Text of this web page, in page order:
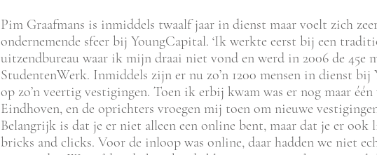
Pim Graafmans is inmiddels twaalf jaar in dienst maar voelt zich
ondernemende sfeer bij YoungCapital. ‘Ik werkte eerst bij een
uitzendbureau waar ik mijn draai niet vond en werd in 2006 de 45e
StudentenWerk. Inmiddels zijn er nu zo’n 1200 mensen in dienst bij
op zo’n veertig vestigingen. Toen ik erbij kwam was er nog maar
Eindhoven, en de oprichters vroegen mij toen om nieuwe
Belangrijk is dat je er niet alleen een online bent, maar dat je er
bricks and clicks. Voor de inloop was online, daar hadden we niet